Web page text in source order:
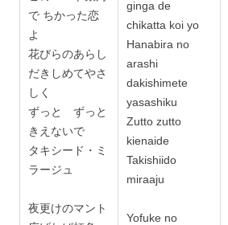
で ちかった恋
よ
花びらのあらし
だきしめてやさ
しく
ずっと ずっと
きえないで
タキシード・ミ
ラージュ
夜更けのマント
ginga de
chikatta koi yo
Hanabira no
arashi
dakishimete
yasashiku
Zutto zutto
kienaide
Takishiido
miraaju
Yofuke no